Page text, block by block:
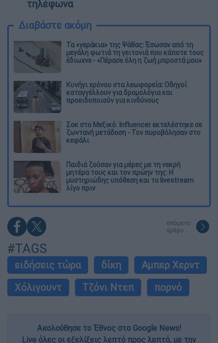
τηλέφωνα
Διαβάστε ακόμη
Τα «γεράκια» της Ψάθας: Έσωσαν από τη
μεγάλη φωτιά τη γειτονιά που κάποτε τους
έδιωχνε - «Πέρασε όλη η ζωή μπροστά μου»
Κυνήγι χρόνου στα λεωφορεία: Οδηγοί
καταγγέλλουν για δρομολόγια και
προειδοποιούν για κινδύνους
Σοκ στο Μεξικό: Influencer εκτελέστηκε σε
ζωντανή μετάδοση - Τον πυροβόλησαν στο
κεφάλι
Παιδιά ζούσαν για μέρες με τη νεκρή
μητέρα τους και τον πρώην της: Η
μυστηριώδης υπόθεση και το livestream
λίγο πριν
επόμενο
άρθρο
#TAGS
ειδήσεις τώρα δίκη
Αμπερ Χερντ
Χόλιγουντ
Τζόνι Ντεπ πορνό
Ακολούθησε το Έθνος στο Google News!
Live όλες οι εξελίξεις λεπτό προς λεπτό, με την